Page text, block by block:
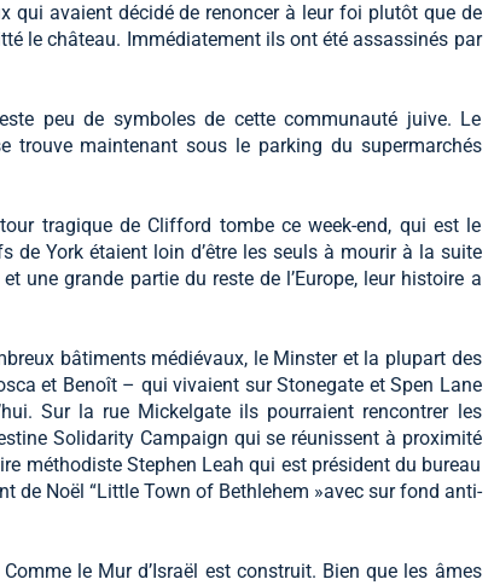
qui avaient décidé de renoncer à leur foi plutôt que de
le château. Immédiatement ils ont été assassinés par
peu de symboles de cette communauté juive. Le
trouve maintenant sous le parking du supermarchés
tragique de Clifford tombe ce week-end, qui est le
de York étaient loin d’être les seuls à mourir à la suite
une grande partie du reste de l’Europe, leur histoire a
bâtiments médiévaux, le Minster et la plupart des
et Benoît – qui vivaient sur Stonegate et Spen Lane
Sur la rue Mickelgate ils pourraient rencontrer les
Solidarity Campaign qui se réunissent à proximité
méthodiste Stephen Leah qui est président du bureau
de Noël “Little Town of Bethlehem »avec sur fond anti-
le Mur d’Israël est construit. Bien que les âmes